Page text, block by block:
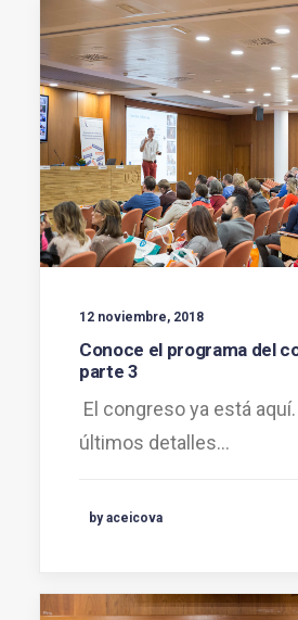
12 noviembre, 2018
Conoce el programa del
parte 3
El congreso ya está
últimos detalles…
by aceicova